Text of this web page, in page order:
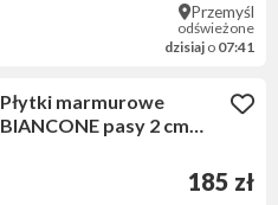
Przemyśl
odświeżone
dzisiaj o 07:41
Płytki marmurowe
BIANCONE pasy 2 cm
185 zł